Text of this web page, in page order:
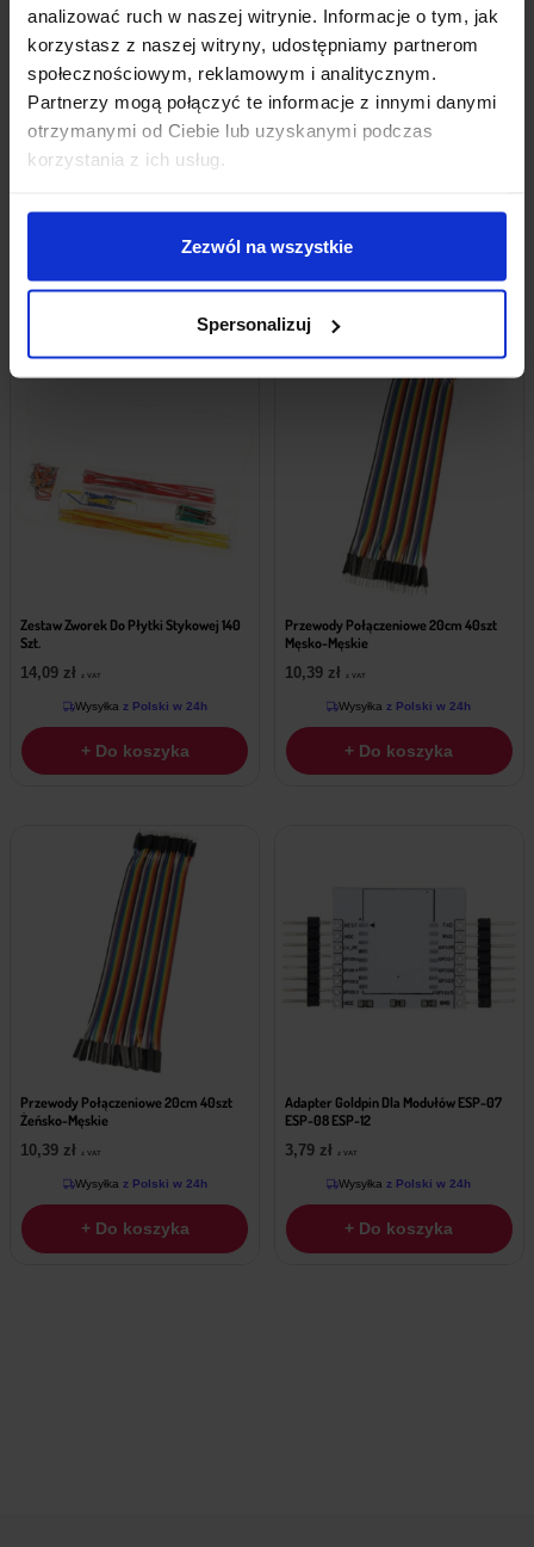
analizować ruch w naszej witrynie. Informacje o tym, jak
korzystasz z naszej witryny, udostępniamy partnerom
społecznościowym, reklamowym i analitycznym.
Partnerzy mogą połączyć te informacje z innymi danymi
otrzymanymi od Ciebie lub uzyskanymi podczas
korzystania z ich usług.
Zezwól na wszystkie
Spersonalizuj
OPINIE
DOSTAWA
INNI KUPILI RÓWNIEŻ
Zestaw Zworek Do Płytki Stykowej 140
Szt.
14,09 zł z VAT
Wysyłka z Polski w 24h
+ Do koszyka
Przewody Połączeniowe 20cm 40szt
Męsko-Męskie
10,39 zł z VAT
Wysyłka z Polski w 24h
+ Do koszyka
Przewody Połączeniowe 20cm 40szt
Żeńsko-Męskie
10,39 zł z VAT
Wysyłka z Polski w 24h
+ Do koszyka
Adapter Goldpin Dla Modułów ESP-07
ESP-08 ESP-12
3,79 zł z VAT
Wysyłka z Polski w 24h
+ Do koszyka